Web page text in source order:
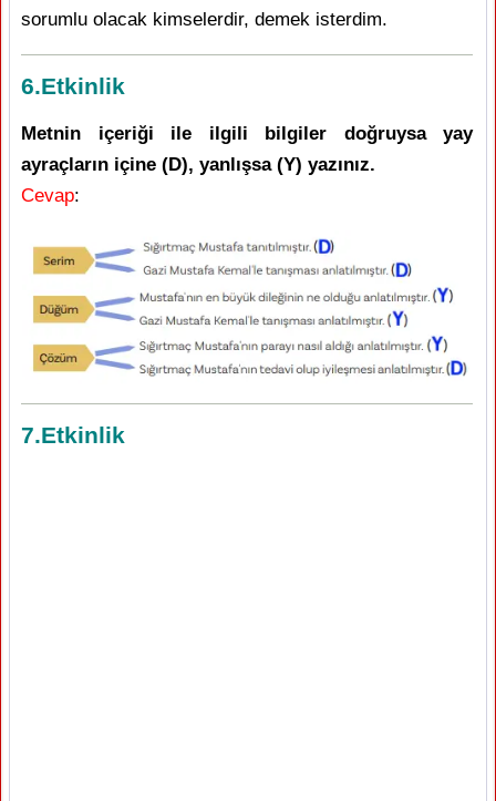
sorumlu olacak kimselerdir, demek isterdim.
6.Etkinlik
Metnin içeriği ile ilgili bilgiler doğruysa yay
ayraçların içine (D), yanlışsa (Y) yazınız.
Cevap:
7.Etkinlik